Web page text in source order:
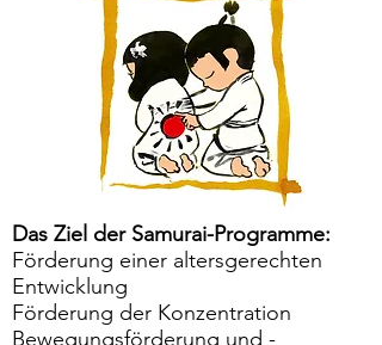
Das Ziel der Samurai-Programme:
Förderung einer altersgerechten
Entwicklung
Förderung der Konzentration
Bewegungsförderung und -